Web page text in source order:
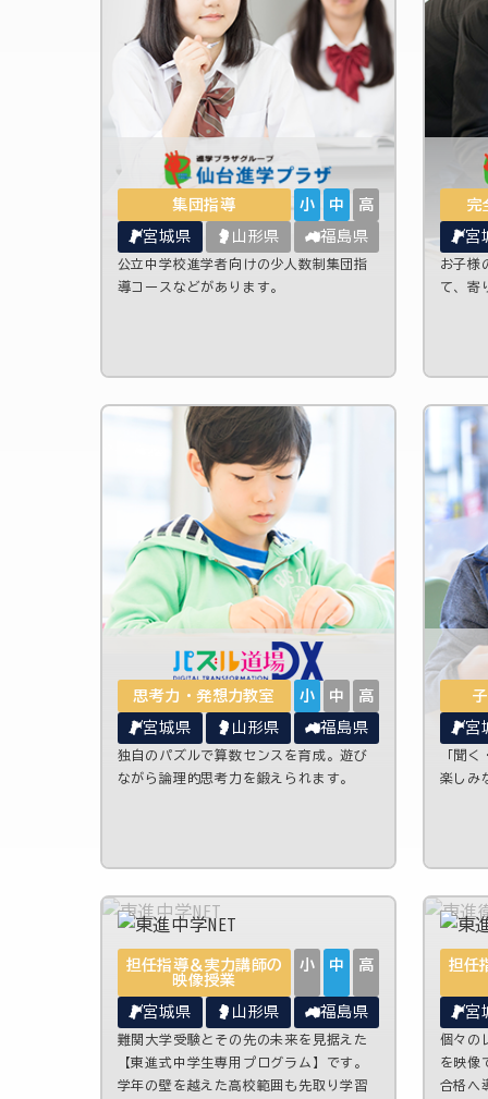
集団指導 小 中 高
宮城県 山形県 福島県
公立中学校進学者向けの少人数制集団指
導コースなどがあります。
完
宮
お子様
て、寄
思考力・発想力教室 小 中 高
宮城県 山形県 福島県
独自のパズルで算数センスを育成。遊び
ながら論理的思考力を鍛えられます。
宮
「聞
楽しみ
担任指導＆実力講師の
映像授業
小 中 高
宮城県 山形県 福島県
難関大学受験とその先の未来を見据えた
【東進式中学生専用プログラム】です。
学年の壁を越えた高校範囲も先取り学習
担任
宮
個々の
を映像
合格へ